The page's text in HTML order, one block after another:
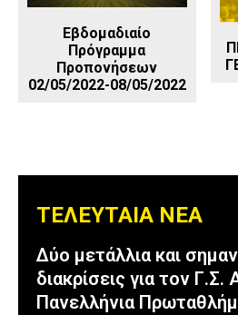
Εβδομαδιαίο
Πρόγραμμα
Προπονήσεων
02/05/2022-08/05/2022
ΤΕΛΕΥΤΑΙΑ ΝΕΑ
Δύο μετάλλια και
διακρίσεις για τον
Πανελλήνια